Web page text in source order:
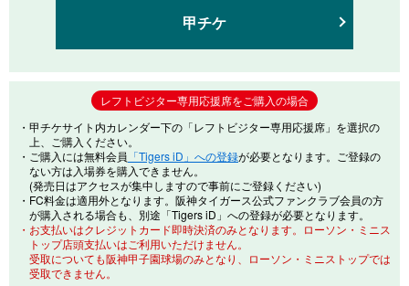
甲チケ
レフトビジター専用応援席をご購入の場合
・甲チケサイト内カレンダー下の「レフトビジター専用応援席」を選択の
上、ご購入ください。
・ご購入には無料会員 「Tigers iD」への登録が必要となります。ご登録の
ない方は入場券を購入できません。
(発売日はアクセスが集中しますので事前にご登録ください)
・FC料金は適用外となります。阪神タイガース公式ファンクラブ会員の方
が購入される場合も、別途「Tigers iD」への登録が必要となります。
・お支払いはクレジットカード即時決済のみとなります。ローソン・ミニス
トップ店頭支払いはご利用いただけません。
受取についても阪神甲子園球場のみとなり、ローソン・ミニストップでは
受取できません。